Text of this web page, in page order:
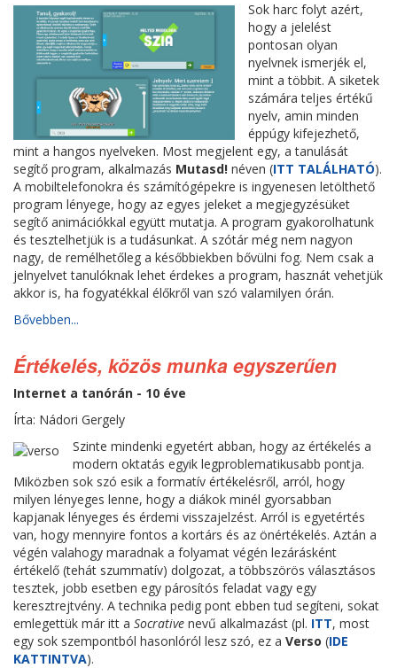
Sok harc folyt azért,
hogy a jelelést
pontosan olyan
nyelvnek ismerjék el,
mint a többit. A siketek
számára teljes értékű
nyelv, amin minden
éppúgy kifejezhető,
mint a hangos nyelveken. Most megjelent egy, a tanulását
segítő program, alkalmazás Mutasd! néven (ITT TALÁLHATÓ).
A mobiltelefonokra és számítógépekre is ingyenesen letölthető
program lényege, hogy az egyes jeleket a megjegyzésüket
segítő animációkkal együtt mutatja. A program gyakorolhatunk
és tesztelhetjük is a tudásunkat. A szótár még nem nagyon
nagy, de remélhetőleg a későbbiekben bővülni fog. Nem csak a
jelnyelvet tanulóknak lehet érdekes a program, hasznát vehetjük
akkor is, ha fogyatékkal élőkről van szó valamilyen órán.
Bővebben...
Értékelés, közös munka egyszerűen
Internet a tanórán - 10 éve
Írta: Nádori Gergely
Szinte mindenki egyetért abban, hogy az értékelés a
modern oktatás egyik legproblematikusabb pontja.
Miközben sok szó esik a formatív értékelésről, arról, hogy
milyen lényeges lenne, hogy a diákok minél gyorsabban
kapjanak lényeges és érdemi visszajelzést. Arról is egyetértés
van, hogy mennyire fontos a kortárs és az önértékelés. Aztán a
végén valahogy maradnak a folyamat végén lezárásként
értékelő (tehát szummatív) dolgozat, a többszörös választásos
tesztek, jobb esetben egy párosítós feladat vagy egy
keresztrejtvény. A technika pedig pont ebben tud segíteni, sokat
emlegettük már itt a Socrative nevű alkalmazást (pl. ITT, most
egy sok szempontból hasonlóról lesz szó, ez a Verso (IDE
KATTINTVA).